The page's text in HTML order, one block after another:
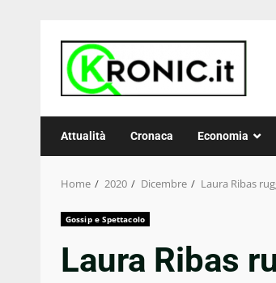
content
Attualità Cronaca Economia
Home 2020 Dicembre Laura Ribas
Gossip e Spettacolo
Laura Ribas